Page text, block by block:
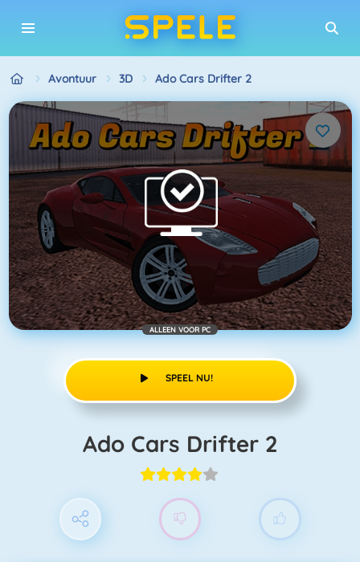
Avontuur 3D Ado Cars Drifter 2
ALLEEN VOOR PC
SPEEL NU!
Ado Cars Drifter 2